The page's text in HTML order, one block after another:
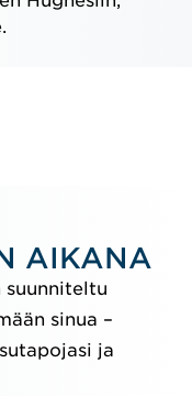
AIKANA
suunniteltu
sinua –
ja